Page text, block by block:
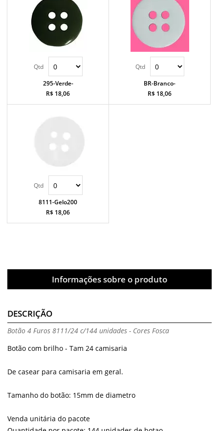
295-Verde-
R$ 18,06
BR-Branco-
R$ 18,06
8111-Gelo200
R$ 18,06
Informações sobre o produto
DESCRIÇÃO
Botão 4 Furos 8111/24 c/144 unidades - Cores Fosca
Botão com brilho - Tam 24 camisaria
De casear para camisaria em geral.
Tamanho do botão: 15mm de diametro
Venda unitária do pacote